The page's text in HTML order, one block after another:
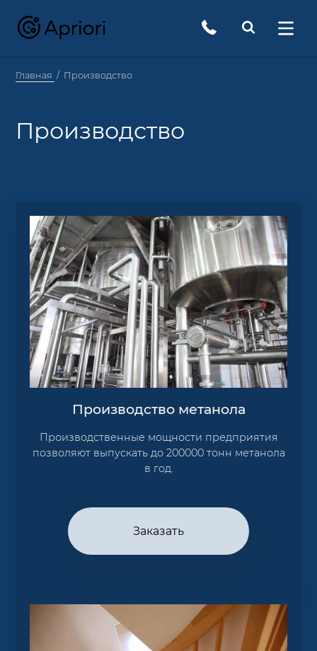
Главная Производство
Производство
Производство метанола
Производственные мощности предприятия
позволяют выпускать до 200000 тонн метанола
в год.
Заказать